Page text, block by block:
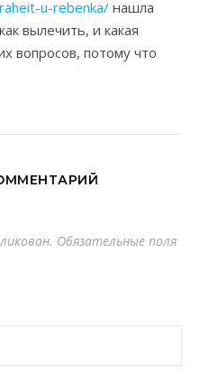
u-rebenka/ нашла
вылечить, и какая
вопросов, потому что
Обязательные поля